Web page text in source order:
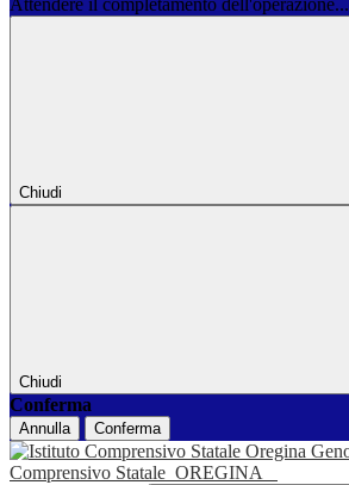
Attendere il completamento dell'operazione...
Chiudi
Chiudi
Conferma
Annulla Conferma
Comprensivo Statale OREGINA